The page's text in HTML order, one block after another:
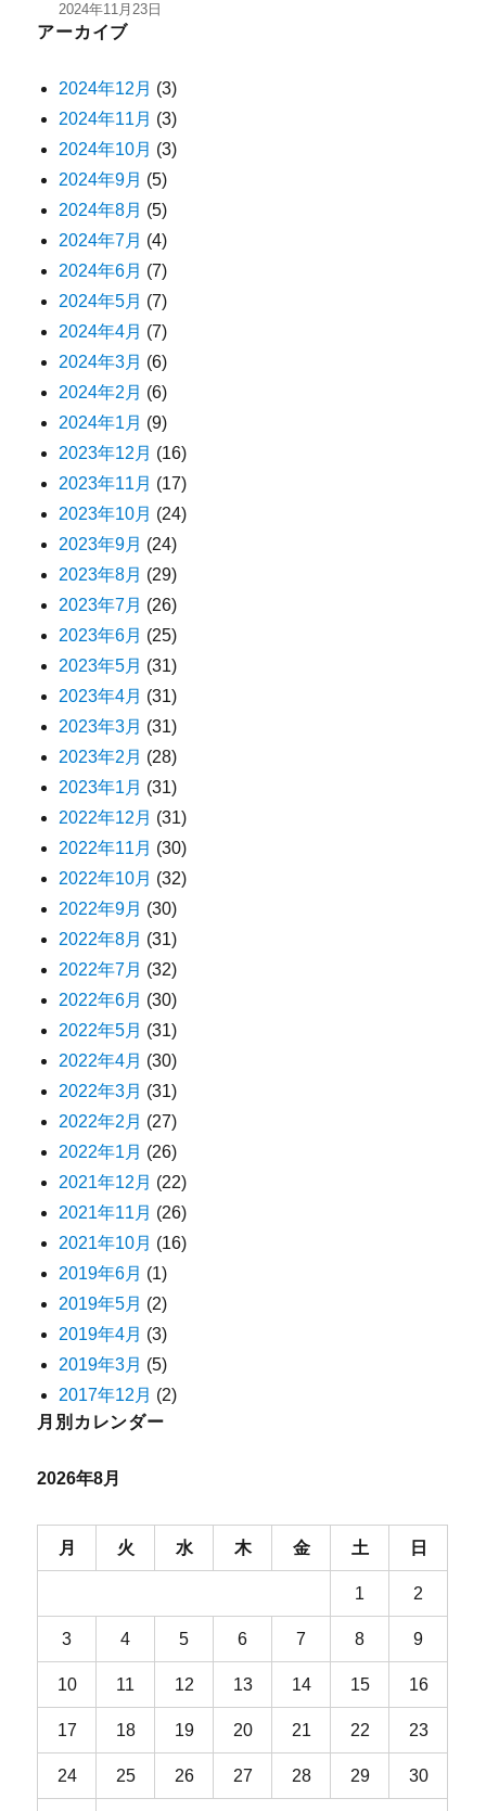
2024年11月23日
アーカイブ
2024年12月 (3)
2024年11月 (3)
2024年10月 (3)
2024年9月 (5)
2024年8月 (5)
2024年7月 (4)
2024年6月 (7)
2024年5月 (7)
2024年4月 (7)
2024年3月 (6)
2024年2月 (6)
2024年1月 (9)
2023年12月 (16)
2023年11月 (17)
2023年10月 (24)
2023年9月 (24)
2023年8月 (29)
2023年7月 (26)
2023年6月 (25)
2023年5月 (31)
2023年4月 (31)
2023年3月 (31)
2023年2月 (28)
2023年1月 (31)
2022年12月 (31)
2022年11月 (30)
2022年10月 (32)
2022年9月 (30)
2022年8月 (31)
2022年7月 (32)
2022年6月 (30)
2022年5月 (31)
2022年4月 (30)
2022年3月 (31)
2022年2月 (27)
2022年1月 (26)
2021年12月 (22)
2021年11月 (26)
2021年10月 (16)
2019年6月 (1)
2019年5月 (2)
2019年4月 (3)
2019年3月 (5)
2017年12月 (2)
月別カレンダー
2026年8月
月 火 水 木 金 土 日
1 2
3 4 5 6 7 8 9
10 11 12 13 14 15 16
17 18 19 20 21 22 23
24 25 26 27 28 29 30